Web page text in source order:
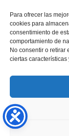
Para ofrecer las
cookies para
consentimiento de
comportamiento de
No consentir o retirar
ciertas características
Política de
Copyright ©